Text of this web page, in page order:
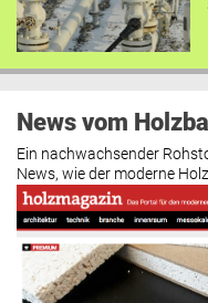
News vom
Ein nachwachsender
News, wie der moderne